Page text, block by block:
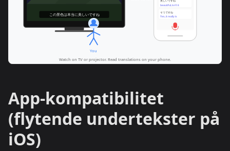
App-kompatibilitet
(flytende undertekster på
iOS)